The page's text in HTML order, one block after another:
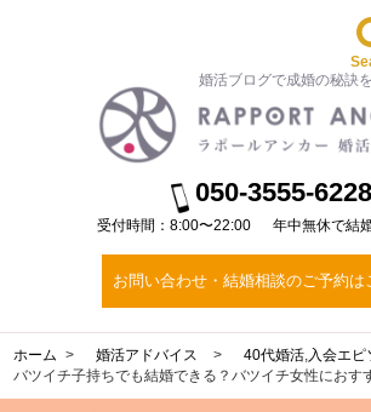
婚活ブログで成婚の秘訣
050-3555-6228
受付時間：8:00〜22:00 年中無休で結
お問い合わせ・結婚相談のご予約は
ホーム 婚活アドバイス 40代婚活,入会エピ
バツイチ子持ちでも結婚できる？バツイチ女性におす